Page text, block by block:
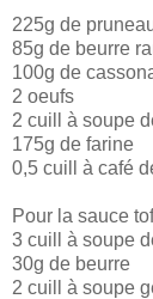
225g de
85g de beurre
100g de
2 oeufs
2 cuill à soupe
175g de farine
0,5 cuill à café
Pour la sauce
3 cuill à soupe
30g de beurre
2 cuill à soupe